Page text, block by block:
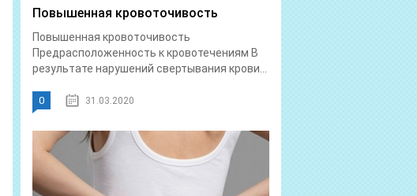
Повышенная кровоточивость
Повышенная кровоточивость
Предрасположенность к кровотечениям В
результате нарушений свертывания крови...
0 31.03.2020